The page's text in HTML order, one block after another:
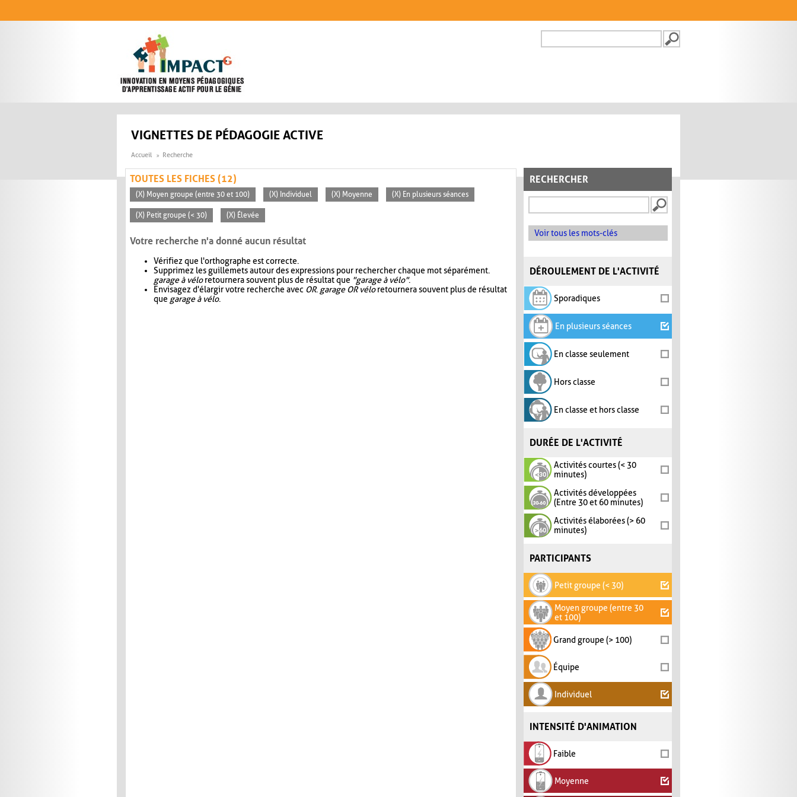
FORMULAIRE DE
VIGNETTES DE PÉDAGOGIE ACTIVE
Accueil Recherche
RECHERCHER
Voir tous les mots-clés
DÉROULEMENT DE L'ACTIVITÉ
Sporadiques
En plusieurs séances
En classe seulement
Hors classe
En classe et hors classe
DURÉE DE L'ACTIVITÉ
Activités courtes (< 30
minutes)
Activités développées
(Entre 30 et 60 minutes)
Activités élaborées (> 60
minutes)
PARTICIPANTS
Petit groupe (< 30)
Moyen groupe (entre 30
et 100)
Grand groupe (> 100)
Équipe
Individuel
INTENSITÉ D'ANIMATION
Faible
Moyenne
TOUTES LES FICHES (12)
(X) Moyen groupe (entre 30 et 100) (X) Individuel (X) Moyenne (X) En plusieurs séances
(X) Petit groupe (< 30) (X) Élevée
Votre recherche n'a donné aucun résultat
Vérifiez que l'orthographe est correcte.
Supprimez les guillemets autour des expressions pour rechercher chaque mot séparément.
garage à véloretournera souvent plus de résultat que "garage à vélo".
Envisagez d'élargir votre recherche avec OR. garage OR véloretournera souvent plus de résultat
que garage à vélo.